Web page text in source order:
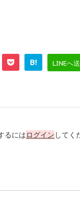
B! LINEへ
るにはログイン してく